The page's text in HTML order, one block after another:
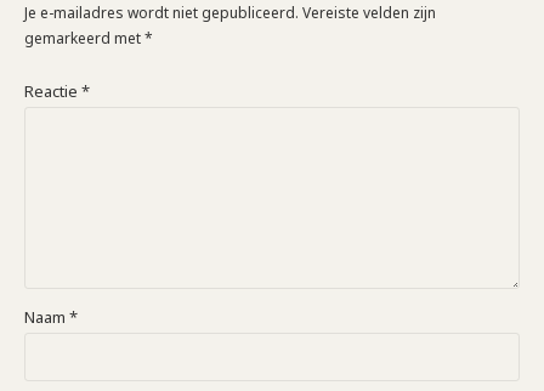
Je e-mailadres wordt niet gepubliceerd. Vereiste velden zijn
gemarkeerd met*
Reactie *
Naam *